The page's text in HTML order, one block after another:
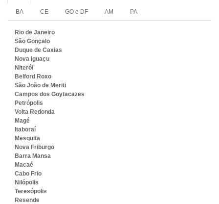
BA CE GO e DF AM PA
Rio de Janeiro
São Gonçalo
Duque de Caxias
Nova Iguaçu
Niterói
Belford Roxo
São João de Meriti
Campos dos Goytacazes
Petrópolis
Volta Redonda
Magé
Itaboraí
Mesquita
Nova Friburgo
Barra Mansa
Macaé
Cabo Frio
Nilópolis
Teresópolis
Resende